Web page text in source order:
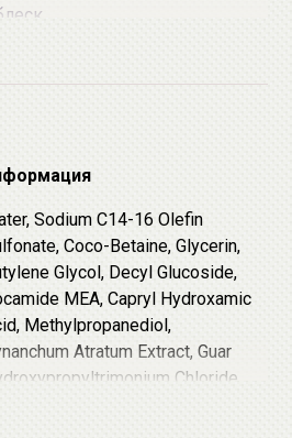
экстрактов
хауттюйния, гамамелис, мята,
раздраженную кожу,
Sodium C14-16 Olefin
Coco-Betaine, Glycerin,
Glycol, Decyl Glucoside,
MEA, Capryl Hydroxamic
Methylpropanediol,
Atratum Extract, Guar
Chloride,